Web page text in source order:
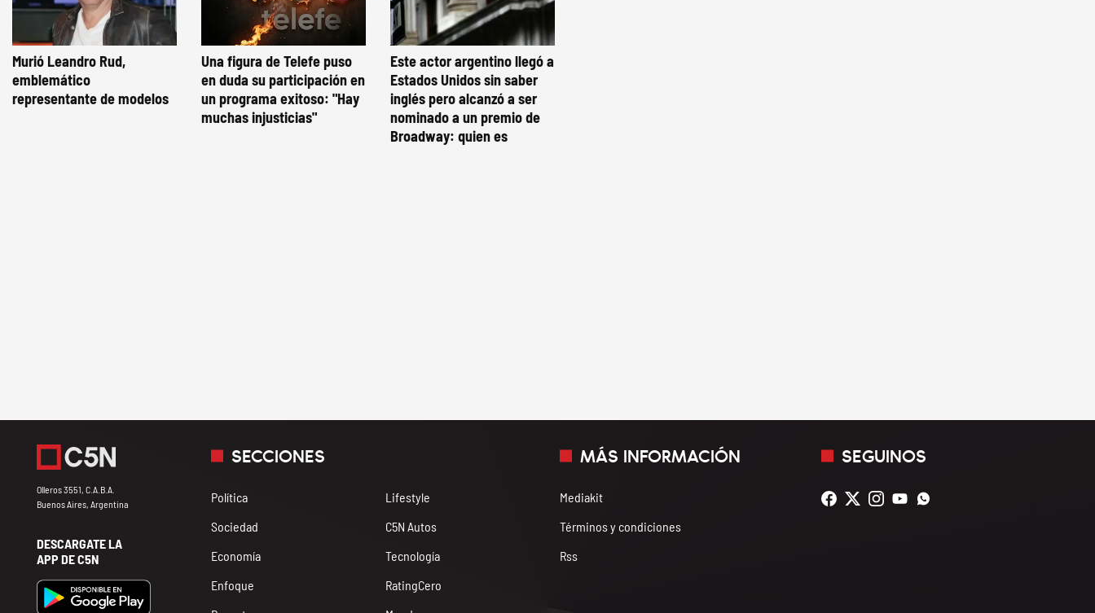
Murió Leandro Rud,
emblemático
representante de modelos
Una figura de Telefe puso
en duda su participación en
un programa exitoso: "Hay
muchas injusticias"
Este actor argentino llegó a
Estados Unidos sin saber
inglés pero alcanzó a ser
nominado a un premio de
Broadway: quien es
Olleros 3551, C.A.B.A.
Buenos Aires, Argentina
DESCARGATE LA
APP DE C5N
SECCIONES
Política
Sociedad
Economía
Enfoque
Lifestyle
C5N Autos
Tecnología
RatingCero
MÁS INFORMACIÓN
Mediakit
Términos y condiciones
Rss
SEGUINOS